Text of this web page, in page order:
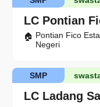
LC Pontian
Pontian Fico
Negeri
LC Ladang
SMP